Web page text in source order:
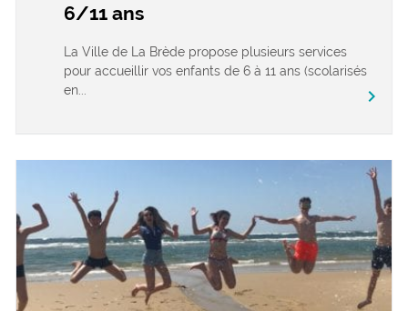
6/11 ans
La Ville de La Brède propose plusieurs services
pour accueillir vos enfants de 6 à 11 ans (scolarisés
en...
chevron_right